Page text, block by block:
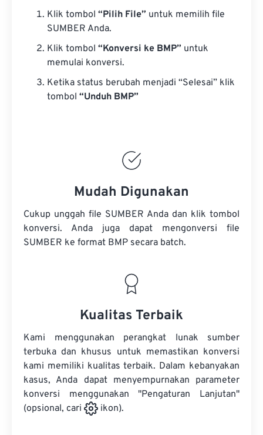
Klik tombol “Pilih File” untuk memilih file
SUMBER Anda.
Klik tombol “Konversi ke BMP” untuk
memulai konversi.
Ketika status berubah menjadi “Selesai” klik
tombol “Unduh BMP”
Mudah Digunakan
Cukup unggah file SUMBER Anda dan klik tombol
konversi. Anda juga dapat mengonversi file
SUMBER ke format BMP secara batch.
Kualitas Terbaik
Kami menggunakan perangkat lunak sumber
terbuka dan khusus untuk memastikan konversi
kami memiliki kualitas terbaik. Dalam kebanyakan
kasus, Anda dapat menyempurnakan parameter
konversi menggunakan "Pengaturan Lanjutan"
(opsional, cari
ikon).